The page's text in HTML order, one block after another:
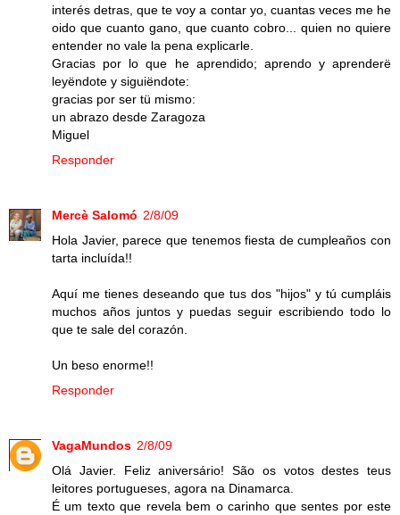
interés detras, que te voy a contar yo, cuantas veces me he
oido que cuanto gano, que cuanto cobro... quien no quiere
entender no vale la pena explicarle.
Gracias por lo que he aprendido; aprendo y aprenderë
leyëndote y siguiëndote:
gracias por ser tü mismo:
un abrazo desde Zaragoza
Miguel
Responder
Mercè Salomó 2/8/09
Hola Javier, parece que tenemos fiesta de cumpleaños con
tarta incluída!!
Aquí me tienes deseando que tus dos "hijos" y tú cumpláis
muchos años juntos y puedas seguir escribiendo todo lo
que te sale del corazón.
Un beso enorme!!
Responder
VagaMundos 2/8/09
Olá Javier. Feliz aniversário! São os votos destes teus
leitores portugueses, agora na Dinamarca.
É um texto que revela bem o carinho que sentes por este